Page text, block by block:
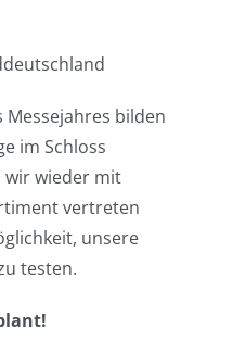
Messejahres bilden
im Schloss
wir wieder mit
vertreten
unsere
testen.